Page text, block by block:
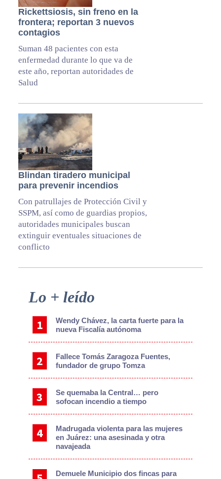
Rickettsiosis, sin freno en la
frontera; reportan 3 nuevos
contagios
Suman 48 pacientes con esta
enfermedad durante lo que va de
este año, reportan autoridades de
Salud
Blindan tiradero municipal
para prevenir incendios
Con patrullajes de Protección Civil y
SSPM, así como de guardias propios,
autoridades municipales buscan
extinguir eventuales situaciones de
conflicto
Primary
Lo + leído
Wendy Chávez, la carta fuerte para la
nueva Fiscalía autónoma
Fallece Tomás Zaragoza Fuentes,
fundador de grupo Tomza
Se quemaba la Central… pero
sofocan incendio a tiempo
Madrugada violenta para las mujeres
en Juárez: una asesinada y otra
navajeada
Demuele Municipio dos fincas para